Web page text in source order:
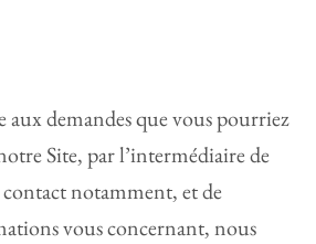
demandes que vous pourriez
Site, par l’intermédiaire de
notamment, et de
vous concernant, nous